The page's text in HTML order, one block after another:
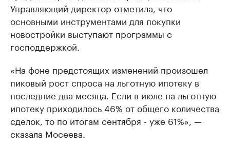
Управляющий директор отметила, что
основными инструментами для покупки
новостройки выступают программы с
господдержкой.
«На фоне предстоящих изменений произошел
пиковый рост спроса на льготную ипотеку в
последние два месяца. Если в июле на льготную
ипотеку приходилось 46% от общего количества
сделок, то по итогам сентября - уже 61%», —
сказала Мосеева.